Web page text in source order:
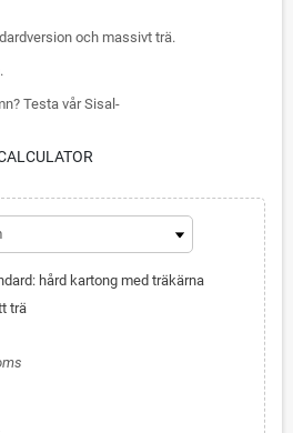
och massivt trä.
Testa vår Sisal-
hård kartong med träkärna
trä